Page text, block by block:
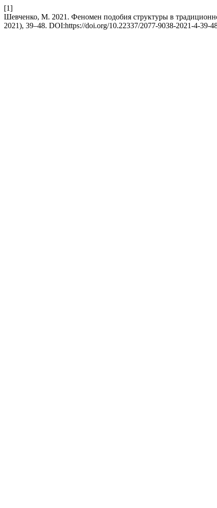
[1]
Шевченко, М. 2021. Феномен подобия структуры в
2021), 39–48. DOI:https://doi.org/10.22337/2077-9038-2021-4-39-